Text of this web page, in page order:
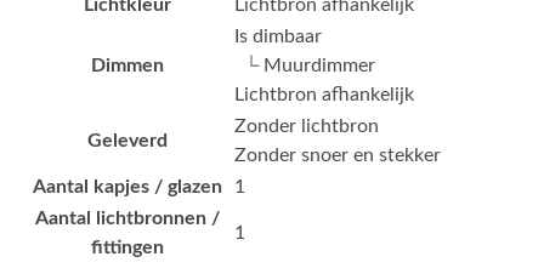
Lichtkleur Lichtbron afhankelijk
Dimmen
Is dimbaar
└ Muurdimmer
Lichtbron afhankelijk
Geleverd
Zonder lichtbron
Zonder snoer en stekker
Aantal kapjes / glazen
1
Aantal lichtbronnen /
fittingen
1